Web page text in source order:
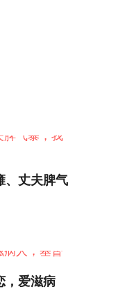
、丈夫脾气
，爱滋病